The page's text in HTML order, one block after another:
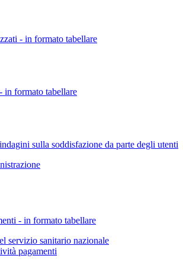
- in formato tabellare
in formato tabellare
sulla soddisfazione da parte degli utenti
- in formato tabellare
servizio sanitario nazionale
pagamenti